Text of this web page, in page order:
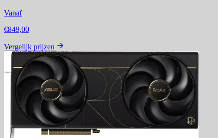
Vanaf
€849,00
Vergelijk prijzen